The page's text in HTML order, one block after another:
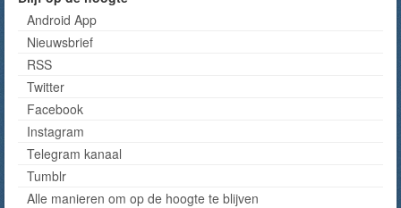
Android App
Nieuwsbrief
RSS
Twitter
Facebook
Instagram
Telegram kanaal
Tumblr
Alle manieren om op de hoogte te blijven